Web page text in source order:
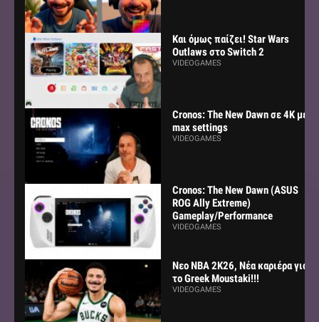
Και όμως παίζει! Star Wars
Outlaws στο Switch 2
VIDEOGAMES
Cronos: The New Dawn σε 4K με
max settings
VIDEOGAMES
Cronos: The New Dawn (ASUS
ROG Ally Extreme)
Gameplay/Performance
VIDEOGAMES
Νεο NBA 2K26, Νέα καριέρα για
το Greek Moustaki!!!
VIDEOGAMES